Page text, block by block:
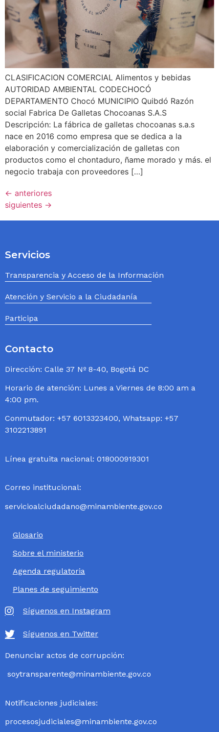
CLASIFICACION COMERCIAL Alimentos y bebidas
AUTORIDAD AMBIENTAL CODECHOCÓ
DEPARTAMENTO Chocó MUNICIPIO Quibdó Razón
social Fabrica De Galletas Chocoanas S.A.S
Descripción: La fábrica de galletas chocoanas s.a.s
nace en 2016 como empresa que se dedica a la
elaboración y comercialización de galletas con
productos como el chontaduro, ñame morado y más. el
negocio trabaja con proveedores […]
← anteriores
siguientes →
Servicios
Transparencia y Acceso de la Información
Atención y Servicio a la Ciudadanía
Participa
Contacto
Dirección: Calle 37 Nº 8-40, Bogotá DC
Horario de atención: Lunes a Viernes de 8:00 am a
4:00 pm.
Conmutador: +57 6013323400, Whatsapp: +57
3102213891
Línea gratuita nacional: 018000919301
Correo institucional:
servicioalciudadano@minambiente.gov.co
Glosario
Sobre el ministerio
Agenda regulatoria
Planes de seguimiento
Síguenos en Instagram
Síguenos en Twitter
Denunciar actos de corrupción:
soytransparente@minambiente.gov.co
Notificaciones judiciales:
procesosjudiciales@minambiente.gov.co